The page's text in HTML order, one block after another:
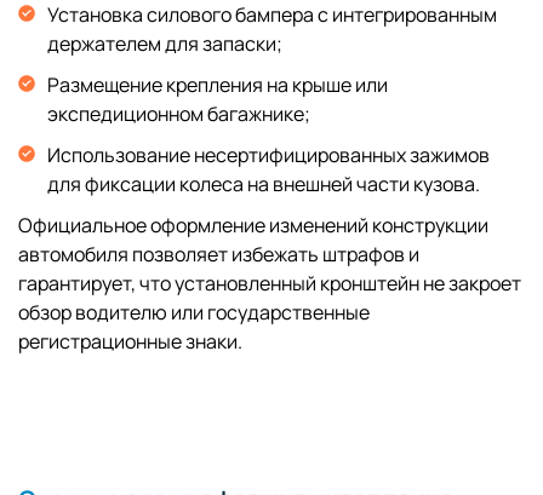
Установка силового бампера с интегрированным
держателем для запаски;
Размещение крепления на крыше или
экспедиционном багажнике;
Использование несертифицированных зажимов
для фиксации колеса на внешней части кузова.
Официальное оформление изменений конструкции
автомобиля позволяет избежать штрафов и
гарантирует, что установленный кронштейн не закроет
обзор водителю или государственные
регистрационные знаки.